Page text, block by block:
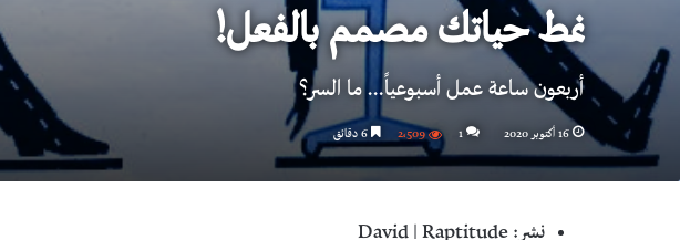
نمط حياتك مصمم بالفعل!
أربعون ساعة عمل أسبوعياً... ما السر؟
16 أكتوبر 2020 1 2٬509
نشر: David | Raptitude